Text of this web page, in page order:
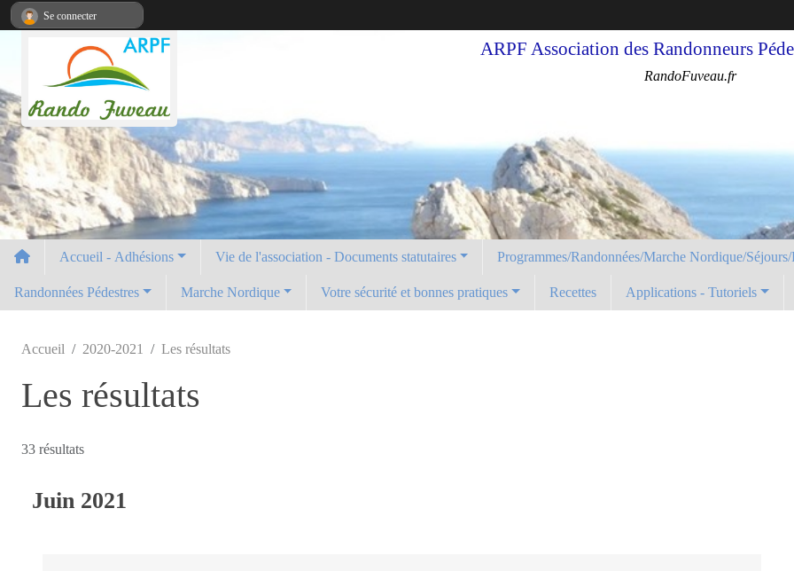
ARPF Association des Randonneurs
RandoFuveau.fr
Accueil - Adhésions Vie de l'association - Documents statutaires Programmes/Randonnées/Marche Nordique/
Randonnées Pédestres Marche Nordique Votre sécurité et bonnes pratiques Recettes Applications - Tutoriels
Accueil 2020-2021 Les résultats
Les résultats
33 résultats
Juin 2021
Se connecter
Panneau de gestion des cookies